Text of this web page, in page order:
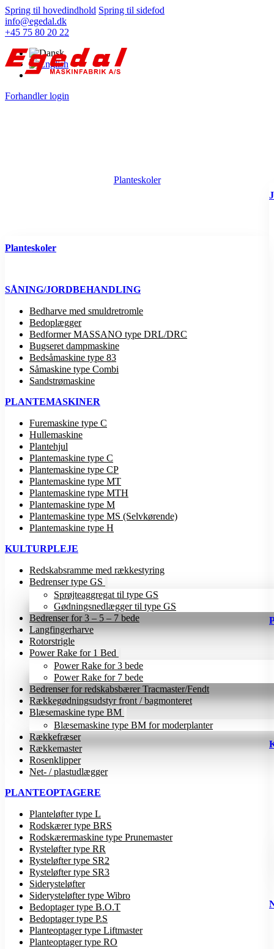
Spring til hovedindhold Spring til sidefod
info@egedal.dk
+45 75 80 20 22
Forhandler login
Planteskoler
Planteskoler
SÅNING/JORDBEHANDLING
Bedharve med smuldretromle
Bedoplægger
Bedformer MASSANO type DRL/DRC
Bugseret dampmaskine
Bedsåmaskine type 83
Såmaskine type Combi
Sandstrømaskine
PLANTEMASKINER
Furemaskine type C
Hullemaskine
Plantehjul
Plantemaskine type C
Plantemaskine type CP
Plantemaskine type MT
Plantemaskine type MTH
Plantemaskine type M
Plantemaskine type MS (Selvkørende)
Plantemaskine type H
KULTURPLEJE
Redskabsramme med rækkestyring
Bedrenser type GS
Sprøjteaggregat til type GS
Gødningsnedlægger til type GS
Bedrenser for 3 – 5 – 7 bede
Langfingerharve
Rotorstrigle
Power Rake for 1 Bed
Power Rake for 3 bede
Power Rake for 7 bede
Bedrenser for redskabsbærer Tracmaster/Fendt
Rækkegødningsudstyr front / bagmonteret
Blæsemaskine type BM
Blæsemaskine type BM for moderplanter
Rækkefræser
Rækkemaster
Rosenklipper
Net- / plastudlægger
PLANTEOPTAGERE
Planteløfter type L
Rodskærer type BRS
Rodskærermaskine type Prunemaster
Rysteløfter type RR
Rysteløfter type SR2
Rysteløfter type SR3
Siderysteløfter
Siderysteløfter type Wibro
Bedoptager type B.O.T
Bedoptager type P.S
Planteoptager type Liftmaster
Planteoptager type RO